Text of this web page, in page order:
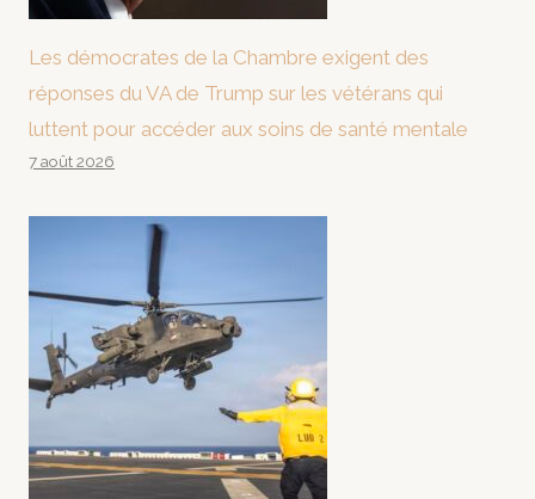
Les démocrates de la Chambre exigent des
réponses du VA de Trump sur les vétérans qui
luttent pour accéder aux soins de santé mentale
7 août 2026